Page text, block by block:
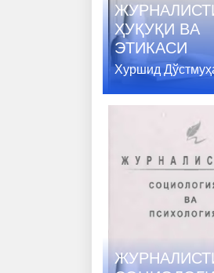
ҲУҚУҚИ ВA
ЭТИКАСИ
Хуршид